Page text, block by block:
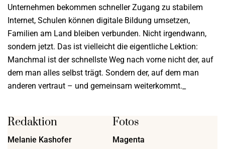
Unternehmen bekommen schneller Zugang zu stabilem
Internet, Schulen können digitale Bildung umsetzen,
Familien am Land bleiben verbunden. Nicht irgendwann,
sondern jetzt. Das ist vielleicht die eigentliche Lektion:
Manchmal ist der schnellste Weg nach vorne nicht der, auf
dem man alles selbst trägt. Sondern der, auf dem man
anderen vertraut – und gemeinsam weiterkommt._
Redaktion
Melanie Kashofer
Fotos
Magenta